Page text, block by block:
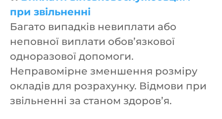
при звільненні
Багато випадків невиплати або
неповної виплати обов’язкової
одноразової допомоги.
Неправомірне зменшення розміру
окладів для розрахунку. Відмови при
звільненні за станом здоров’я.